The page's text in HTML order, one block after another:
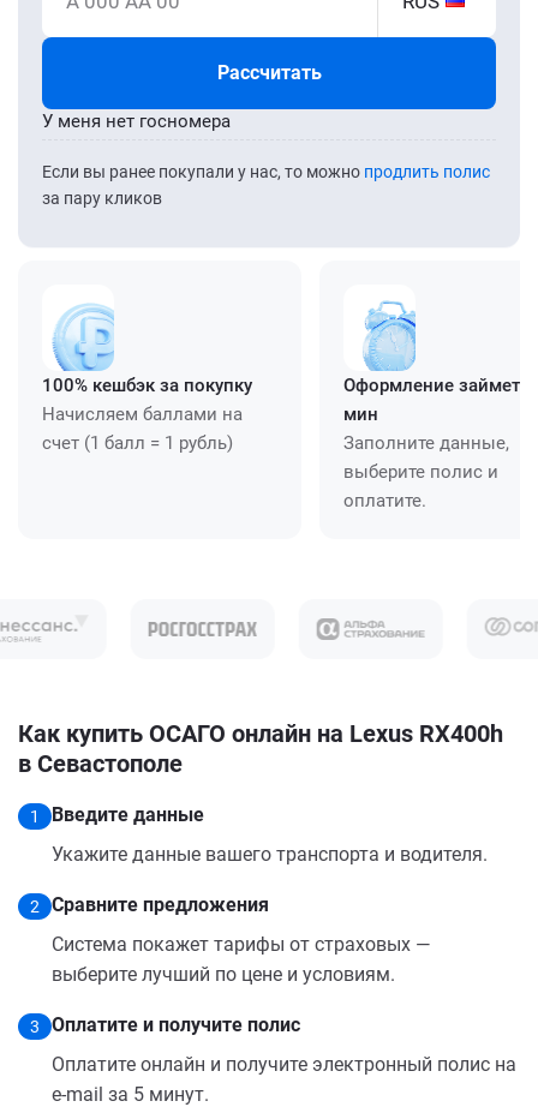
Рассчитать
Если вы ранее покупали у нас, то можно продлить полис
за пару кликов
У меня нет госномера
100% кешбэк за покупку
Начисляем баллами на
счет (1 балл = 1 рубль)
Оформление займет
мин
Заполните данные,
выберите полис и
оплатите.
Как купить ОСАГО онлайн на Lexus RX400h
в Севастополе
1
Введите данные
Укажите данные вашего транспорта и водителя.
2
Сравните предложения
Система покажет тарифы от страховых —
выберите лучший по цене и условиям.
3
Оплатите и получите полис
Оплатите онлайн и получите электронный полис на
e-mail за 5 минут.